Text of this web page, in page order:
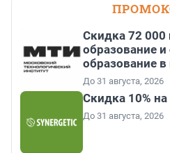
Скидка 72
образование
образование
До 31 августа, 2026
Скидка 10%
До 31 августа, 2026